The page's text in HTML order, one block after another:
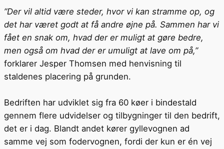
”Der vil altid være steder, hvor vi kan stramme op, og
det har været godt at få andre øjne på. Sammen har vi
fået en snak om, hvad der er muligt at gøre bedre,
men også om hvad der er umuligt at lave om på,”
forklarer Jesper Thomsen med henvisning til
staldenes placering på grunden.
Bedriften har udviklet sig fra 60 køer i bindestald
gennem flere udvidelser og tilbygninger til den bedrift,
det er i dag. Blandt andet kører gyllevognen ad
samme vej som fodervognen, fordi der kun er én vej